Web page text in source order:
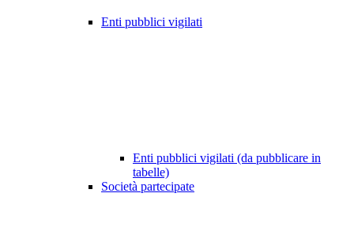
Enti pubblici vigilati
Enti pubblici vigilati (da pubblicare in
tabelle)
Società partecipate